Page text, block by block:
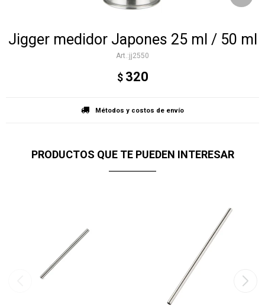
Jigger medidor Japones 25 ml / 50 ml
jj2550
$ 320
Métodos y costos de envío
PRODUCTOS QUE TE PUEDEN INTERESAR